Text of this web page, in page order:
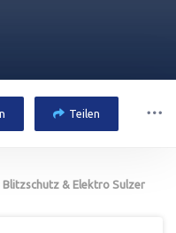
Teilen
Blitzschutz & Elektro Sulzer